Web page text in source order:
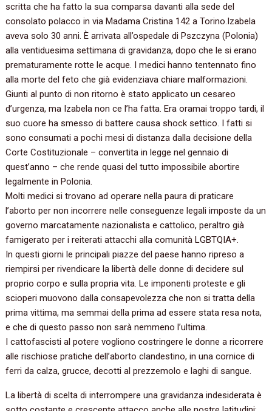
scritta che ha fatto la sua comparsa davanti alla sede del
consolato polacco in via Madama Cristina 142 a Torino.Izabela
aveva solo 30 anni. È arrivata all’ospedale di Pszczyna (Polonia)
alla ventiduesima settimana di gravidanza, dopo che le si erano
prematuramente rotte le acque. I medici hanno tentennato fino
alla morte del feto che già evidenziava chiare malformazioni.
Giunti al punto di non ritorno è stato applicato un cesareo
d’urgenza, ma Izabela non ce l’ha fatta. Era oramai troppo tardi, il
suo cuore ha smesso di battere causa shock settico. I fatti si
sono consumati a pochi mesi di distanza dalla decisione della
Corte Costituzionale – convertita in legge nel gennaio di
quest’anno – che rende quasi del tutto impossibile abortire
legalmente in Polonia.
Molti medici si trovano ad operare nella paura di praticare
l’aborto per non incorrere nelle conseguenze legali imposte da un
governo marcatamente nazionalista e cattolico, peraltro già
famigerato per i reiterati attacchi alla comunità LGBTQIA+.
In questi giorni le principali piazze del paese hanno ripreso a
riempirsi per rivendicare la libertà delle donne di decidere sul
proprio corpo e sulla propria vita. Le imponenti proteste e gli
scioperi muovono dalla consapevolezza che non si tratta della
prima vittima, ma semmai della prima ad essere stata resa nota,
e che di questo passo non sarà nemmeno l’ultima.
I cattofascisti al potere vogliono costringere le donne a ricorrere
alle rischiose pratiche dell’aborto clandestino, in una cornice di
ferri da calza, grucce, decotti al prezzemolo e laghi di sangue.
La libertà di scelta di interrompere una gravidanza indesiderata è